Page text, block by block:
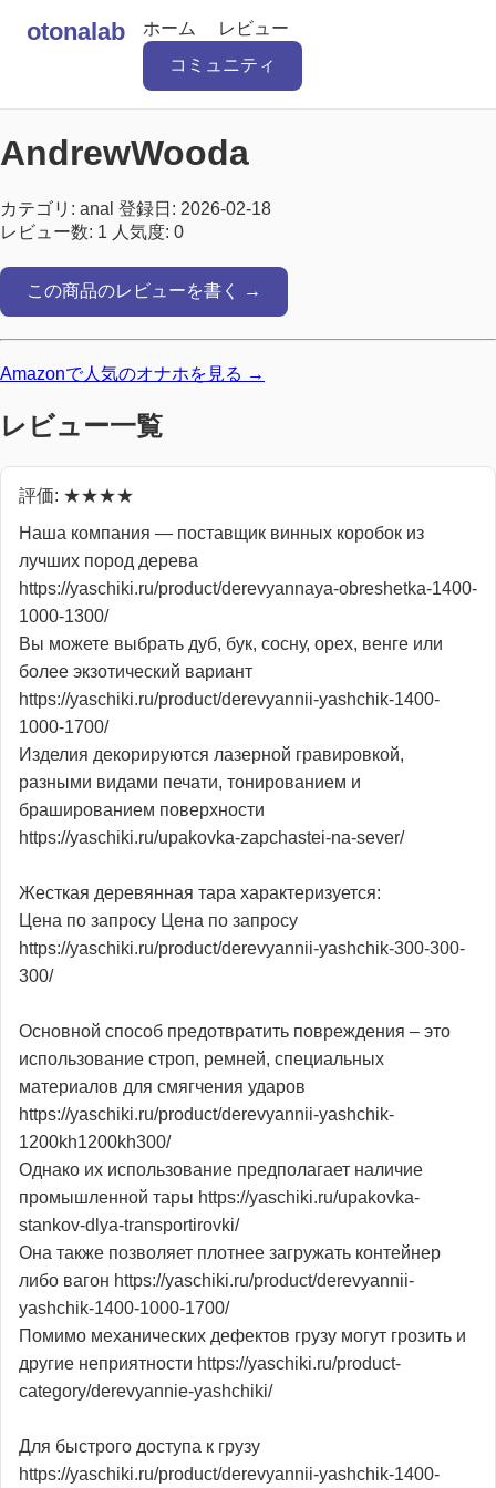
otonalab ホーム
レビュー
コミュニティ
AndrewWooda
カテゴリ: anal 登録日: 2026-02-18
レビュー数: 1 人気度: 0
この商品のレビューを書く →
Amazonで人気のオナホを見る →
レビュー一覧
評価: ★★★★
Наша компания — поставщик винных коробок из
лучших пород дерева
https://yaschiki.ru/product/derevyannaya-obreshetka-1400-
1000-1300/
Вы можете выбрать дуб, бук, сосну, орех, венге или
более экзотический вариант
https://yaschiki.ru/product/derevyannii-yashchik-1400-
1000-1700/
Изделия декорируются лазерной гравировкой,
разными видами печати, тонированием и
брашированием поверхности
https://yaschiki.ru/upakovka-zapchastei-na-sever/
Жесткая деревянная тара характеризуется:
Цена по запросу Цена по запросу
https://yaschiki.ru/product/derevyannii-yashchik-300-300-
300/
Основной способ предотвратить повреждения – это
использование строп, ремней, специальных
материалов для смягчения ударов
https://yaschiki.ru/product/derevyannii-yashchik-
1200kh1200kh300/
Однако их использование предполагает наличие
промышленной тары https://yaschiki.ru/upakovka-
stankov-dlya-transportirovki/
Она также позволяет плотнее загружать контейнер
либо вагон https://yaschiki.ru/product/derevyannii-
yashchik-1400-1000-1700/
Помимо механических дефектов грузу могут грозить и
другие неприятности https://yaschiki.ru/product-
category/derevyannie-yashchiki/
Для быстрого доступа к грузу
https://yaschiki.ru/product/derevyannii-yashchik-1400-